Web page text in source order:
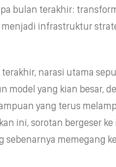
bulan terakhir:
infrastruktur
narasi utama
model yang kian besar,
yang terus
ini, sorotan bergeser
sebenarnya memegang